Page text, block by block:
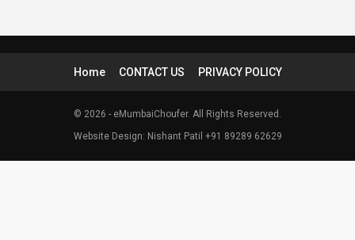
Home CONTACT US PRIVACY POLICY
© 2026 - eMumbaiChoufer. All Rights Reserved.
Website Design: Nishant Patil +91 89289 62629